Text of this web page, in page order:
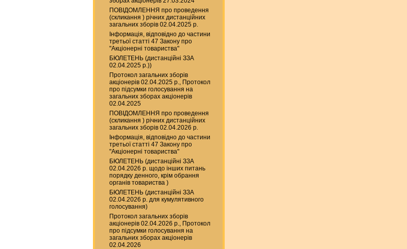
ПОВІДОМЛЕННЯ про проведення
(скликання ) річних дистанційних
загальних зборів 02.04.2025 р.
Інформація, відповідно до частини
третьої статті 47 Закону про
"Акціонерні товариства"
БЮЛЕТЕНЬ (дистанційні ЗЗА
02.04.2025 р.))
Протокол загальних зборів
акціонерів 02.04.2025 р., Протокол
про підсумки голосування на
загальних зборах акціонерів
02.04.2025
ПОВІДОМЛЕННЯ про проведення
(скликання ) річних дистанційних
загальних зборів 02.04.2026 р.
Інформація, відповідно до частини
третьої статті 47 Закону про
"Акціонерні товариства"
БЮЛЕТЕНЬ (дистанційні ЗЗА
02.04.2026 р. щодо інших питань
порядку денного, крім обрання
органів товариства )
БЮЛЕТЕНЬ (дистанційні ЗЗА
02.04.2026 р. для кумулятивного
голосування)
Протокол загальних зборів
акціонерів 02.04.2026 р., Протокол
про підсумки голосування на
загальних зборах акціонерів
02.04.2026